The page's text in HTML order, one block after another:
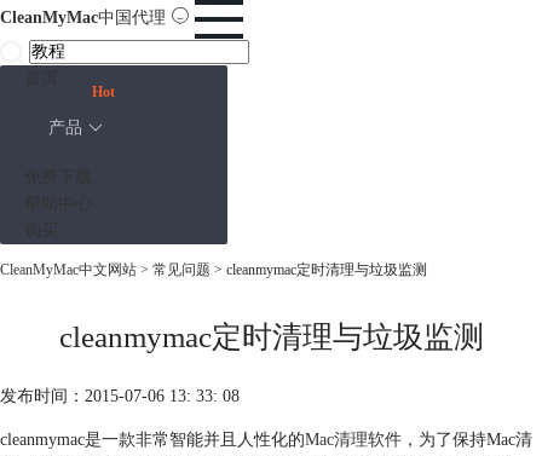
CleanMyMac中国代理
产品
Hot
CleanMyMac中文网站 > 常见问题 > cleanmymac定时清理与垃圾监测
cleanmymac定时清理与垃圾监测
发布时间：2015-07-06 13: 33: 08
cleanmymac是一款非常智能并且人性化的Mac清理软件 ，为了保持Mac清